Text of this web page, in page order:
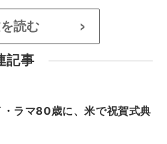
読む >
記事
・ラマ80歳に、米で祝賀式典